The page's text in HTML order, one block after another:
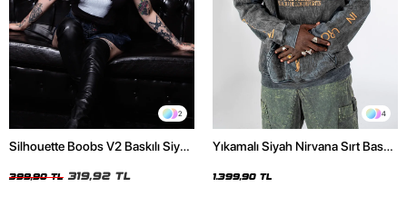
2
Silhouette Boobs V2 Baskılı Siyah
399,90 TL 319,92 TL
4
Yıkamalı Siyah Nirvana Sırt Baskılı
1.399,90 TL